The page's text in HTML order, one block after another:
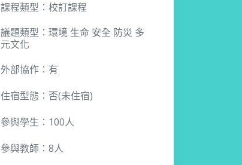
課程類型：校訂課程
議題類型：環境 生命 安全 防災 多
元文化
外部協作：有
住宿型態：否(未住宿)
參與學生：100人
參與教師：8人